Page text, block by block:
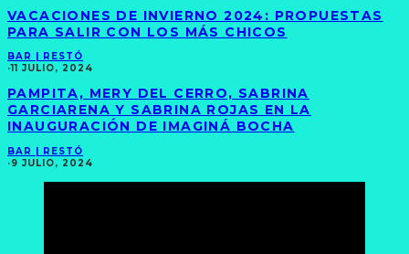
VACACIONES DE INVIERNO 2024: PROPUESTAS
PARA SALIR CON LOS MÁS CHICOS
BAR | RESTÓ
·11 JULIO, 2024
PAMPITA, MERY DEL CERRO, SABRINA
GARCIARENA Y SABRINA ROJAS EN LA
INAUGURACIÓN DE IMAGINÁ BOCHA
BAR | RESTÓ
·9 JULIO, 2024